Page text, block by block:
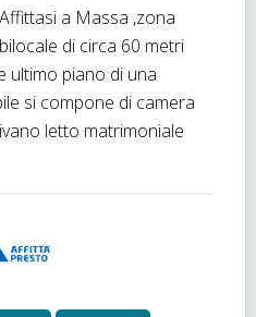
a Massa ,zona
di circa 60 metri
ultimo piano di una
si compone di camera
letto matrimoniale